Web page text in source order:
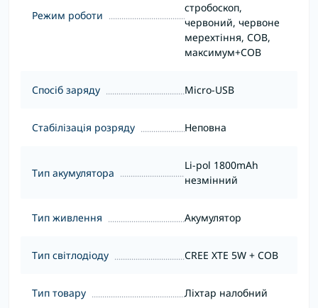
Режим роботи
стробоскоп,
червоний, червоне
мерехтіння, COB,
максимум+COB
Спосіб заряду Micro-USB
Стабілізація розряду Неповна
Тип акумулятора
Li-pol 1800mAh
незмінний
Тип живлення Акумулятор
Тип світлодіоду CREE XTE 5W + COB
Тип товару Ліхтар налобний